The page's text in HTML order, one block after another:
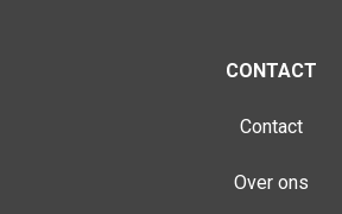
CONTACT
Contact
Over ons